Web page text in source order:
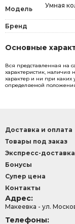
Модель
Умная
Бренд
Основные
Вся представленная на
характеристик, наличия
характер и ни при каких
определяемой
Доставка и оплата
Товары под заказ
Экспресс-доставка
Бонусы
Супер цена
Контакты
Адрес:
Макеевка - ул.
Телефоны: